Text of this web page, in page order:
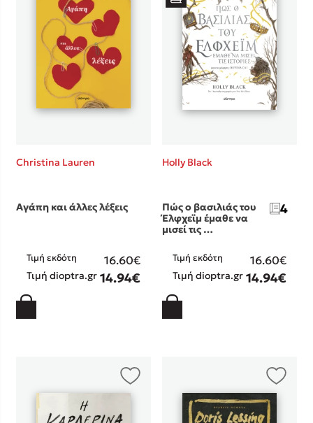
Christina Lauren
Αγάπη και άλλες λέξεις
Τιμή εκδότη 16.60€
Τιμή dioptra.gr 14.94€
Holly Black
Πώς ο βασιλιάς του
Έλφχεϊμ έμαθε να
μισεί τις …
4
Τιμή εκδότη 16.60€
Τιμή dioptra.gr 14.94€